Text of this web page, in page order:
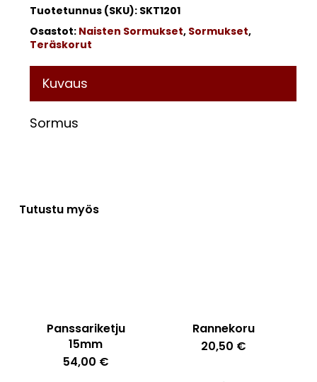
Tuotetunnus (SKU): SKT1201
Osastot: Naisten Sormukset, Sormukset,
Teräskorut
Kuvaus
Sormus
Tutustu myös
Panssariketju
15mm
54,00 €
Rannekoru
20,50 €